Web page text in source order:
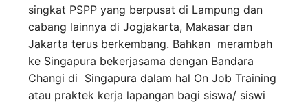
singkat PSPP yang berpusat di Lampung dan
cabang lainnya di Jogjakarta, Makasar dan
Jakarta terus berkembang. Bahkan merambah
ke Singapura bekerjasama dengan Bandara
Changi di Singapura dalam hal On Job Training
atau praktek kerja lapangan bagi siswa/ siswi